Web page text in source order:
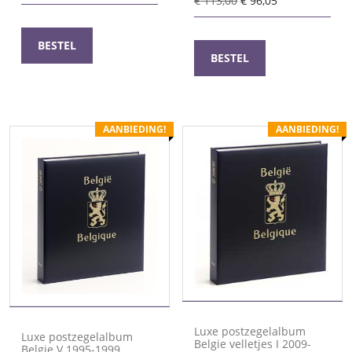
prijs
€ 72,00.
prijs
BESTEL
prijs
€ 113,00.
prijs
BESTEL
AANBIEDING!
Luxe postzegelalbum
AANBIEDING!
Luxe postzegelalbum
Belgie velletjes I 2009-